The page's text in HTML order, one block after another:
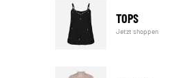
TOPS
Jetzt shoppen